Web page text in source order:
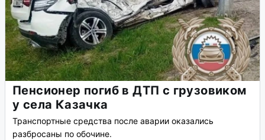
Пенсионер погиб в ДТП с грузовиком
у села Казачка
Транспортные средства после аварии оказались
разбросаны по обочине.